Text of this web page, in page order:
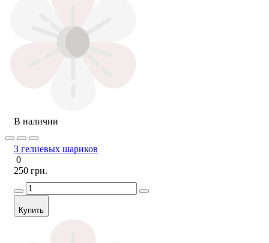
В наличии
3 гелиевых шариков
0
250 грн.
Купить